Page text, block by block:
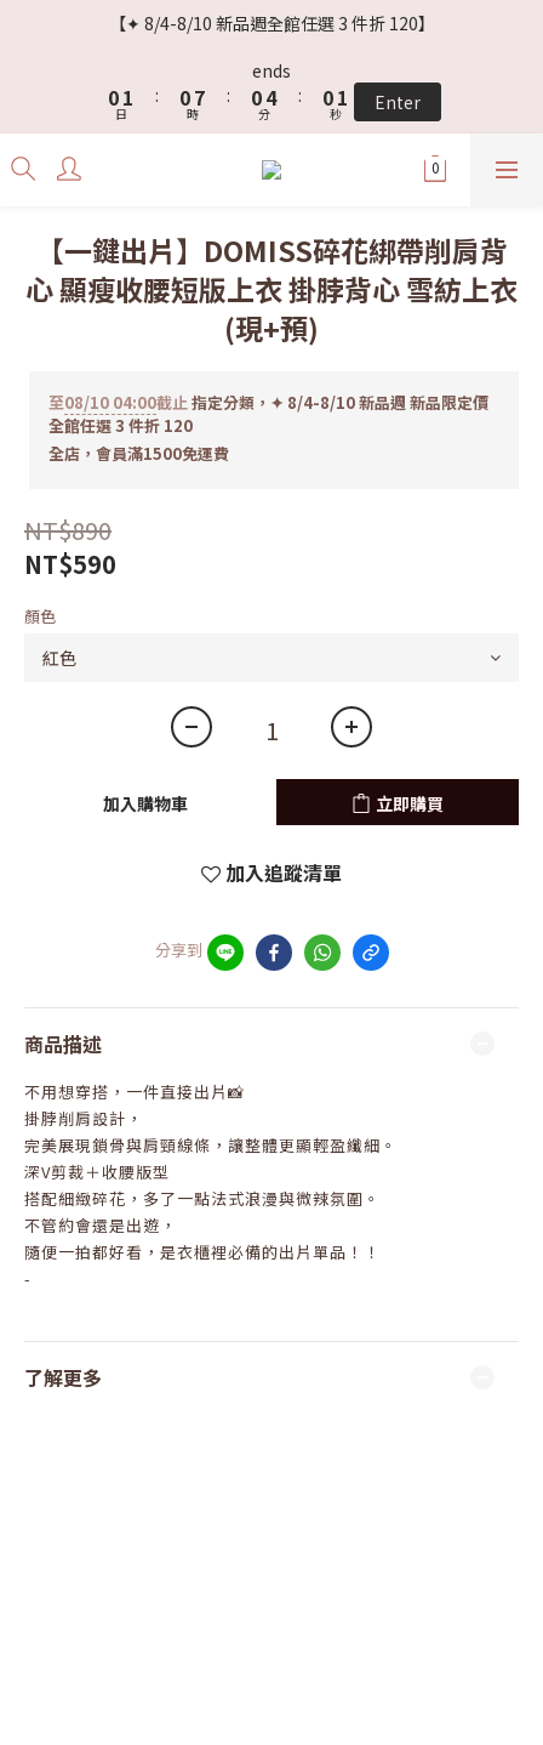
【✦ 8/4-8/10 新品週全館任選 3 件折 120】
ends
0
4
1
0
日
:
3
2
07
6
0
時
:
3
1
0
7
5
4
3
1
分
:
3
0
4
1
0
秒 Enter
【一鍵出片】DOMISS碎花綁帶削肩背
心 顯瘦收腰短版上衣 掛脖背心 雪紡上衣
(現+預)
至08/10 04:00截止指定分類，✦ 8/4-8/10 新品週 新品限定價
全館任選 3 件折 120
全店，會員滿1500免運費
NT$890
NT$590
顏色
加入購物車 立即購買
加入追蹤清單
分享到
商品描述
不用想穿搭，一件直接出片📸
掛脖削肩設計，
完美展現鎖骨與肩頸線條，讓整體更顯輕盈纖細。
深V剪裁＋收腰版型
搭配細緻碎花，多了一點法式浪漫與微辣氛圍。
不管約會還是出遊，
隨便一拍都好看，是衣櫃裡必備的出片單品！！
-
了解更多